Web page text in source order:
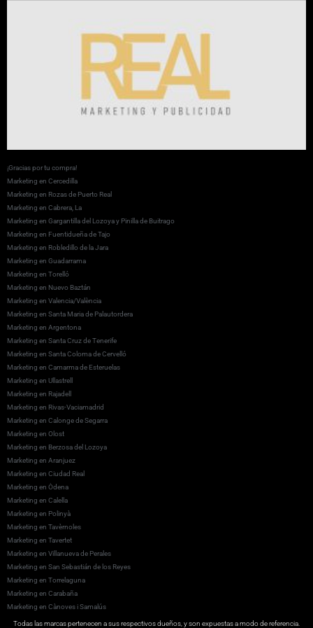
¡Gracias por tu compra!
Marketing en Cercedilla
Marketing en Rozas de Puerto Real
Marketing en Cabrera, La
Marketing en Gargantilla del Lozoya y Pinilla de Buitrago
Marketing en Fuentidueña de Tajo
Marketing en Robledillo de la Jara
Marketing en Guadarrama
Marketing en Torelló
Marketing en Nuevo Baztán
Marketing en Valencia/València
Marketing en Santa Maria de Palautordera
Marketing en Argentona
Marketing en Santa Cruz de Tenerife
Marketing en Santa Coloma de Cervelló
Marketing en Camarma de Esteruelas
Marketing en Ullastrell
Marketing en Rajadell
Marketing en Rivas-Vaciamadrid
Marketing en Calonge de Segarra
Marketing en Olost
Marketing en Berzosa del Lozoya
Marketing en Aranjuez
Marketing en Ciudad Real
Marketing en Òdena
Marketing en Calella
Marketing en Polinyà
Marketing en Tavèrnoles
Marketing en Tavertet
Marketing en Villanueva de Perales
Marketing en San Sebastián de los Reyes
Marketing en Torrelaguna
Marketing en Carabaña
Marketing en Cànoves i Samalús
Marketing en Sant Vicenç de Montalt
Todas las marcas pertenecen a sus respectivos dueños, y son expuestas a modo de referencia.